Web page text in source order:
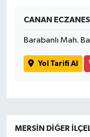
CANAN ECZANESİ
Barabanlı Mah.
Yol Tarifi Al
MERSIN DIĞER